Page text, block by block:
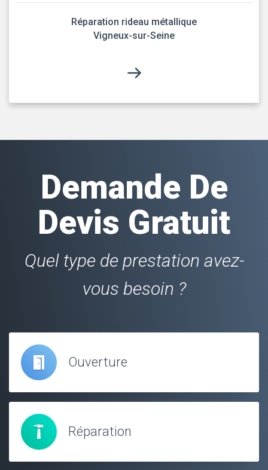
Réparation rideau métallique
Vigneux-sur-Seine
Demande De
Devis Gratuit
Quel type de prestation avez-
vous besoin ?
Ouverture
Réparation